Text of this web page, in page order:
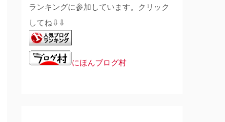
ランキングに参加しています。クリック
してね⇩⇩
にほんブログ村